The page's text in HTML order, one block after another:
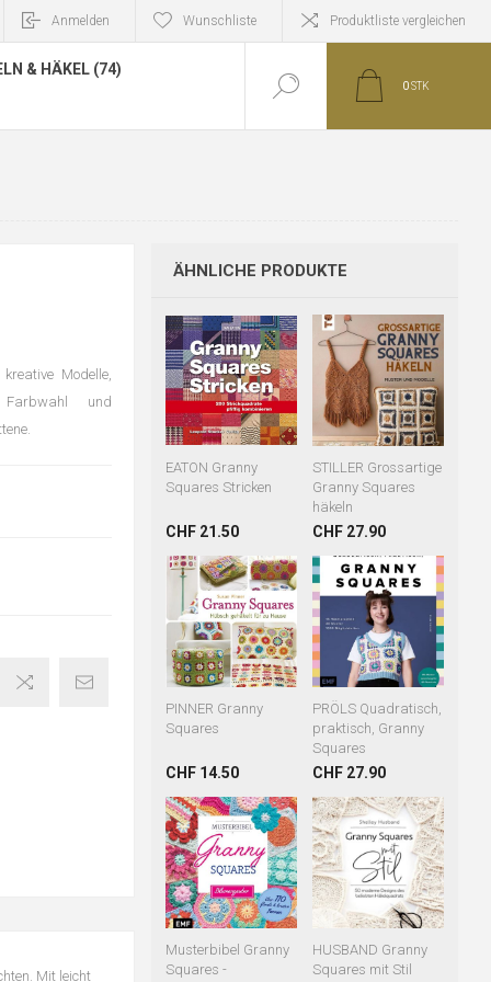
Anmelden Wunschliste Produktliste vergleichen
& HÄKEL (74)
0STK
Modelle,
und
Mit leicht
ÄHNLICHE PRODUKTE
EATON Granny
Squares Stricken
CHF 21.50
STILLER Grossartige
Granny Squares
häkeln
CHF 27.90
PINNER Granny
Squares
CHF 14.50
PRÖLS Quadratisch,
praktisch, Granny
Squares
CHF 27.90
Musterbibel Granny
Squares -
HUSBAND Granny
Squares mit Stil